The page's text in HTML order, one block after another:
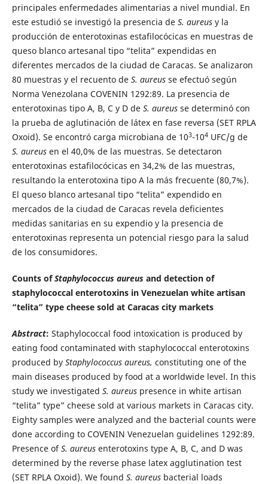
principales enfermedades alimentarias a nivel mundial. En
este estudió se investigó la presencia de S. aureusy la
producción de enterotoxinas estafilocócicas en muestras de
queso blanco artesanal tipo “telita” expendidas en
diferentes mercados de la ciudad de Caracas. Se analizaron
80 muestras y el recuento de S. aureus se efectuó según
Norma Venezolana COVENIN 1292:89. La presencia de
enterotoxinas tipo A, B, C y D de S. aureusse determinó con
la prueba de aglutinación de látex en fase reversa (SET RPLA
Oxoid). Se encontró carga microbiana de 103-104UFC/g de
S. aureusen el 40,0% de las muestras. Se detectaron
enterotoxinas estafilocócicas en 34,2% de las muestras,
resultando la enterotoxina tipo A la más frecuente (80,7%).
El queso blanco artesanal tipo “telita” expendido en
mercados de la ciudad de Caracas revela deficientes
medidas sanitarias en su expendio y la presencia de
enterotoxinas representa un potencial riesgo para la salud
de los consumidores.
Counts ofStaphylococcus aureusand detection of
staphylococcal enterotoxins in Venezuelan white artisan
“telita” type cheese sold at Caracas city markets
Abstract: Staphylococcal food intoxication is produced by
eating food contaminated with staphylococcal enterotoxins
produced by Staphylococcus aureus, constituting one of the
main diseases produced by food at a worldwide level. In this
study we investigated S. aureus presence in white artisan
“telita” type” cheese sold at various markets in Caracas city.
Eighty samples were analyzed and the bacterial counts were
done according to COVENIN Venezuelan guidelines 1292:89.
Presence ofS. aureus enterotoxins type A, B, C, and D was
determined by the reverse phase latex agglutination test
(SET RPLA Oxoid). We found S. aureus bacterial loads